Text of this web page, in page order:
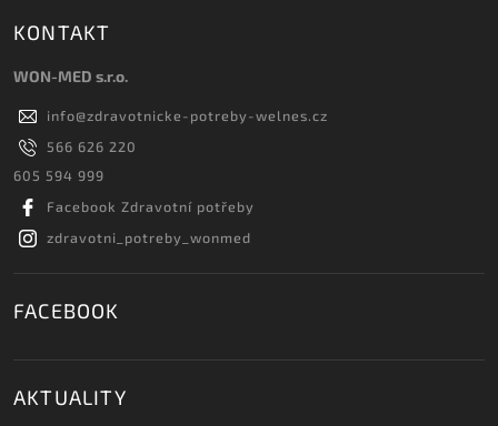
KONTAKT
WON-MED s.r.o.
info@zdravotnicke-potreby-welnes.cz
566 626 220
605 594 999
Facebook Zdravotní potřeby
zdravotni_potreby_wonmed
FACEBOOK
AKTUALITY